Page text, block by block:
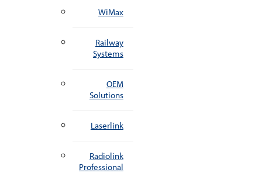
WiMax
Railway
Systems
OEM
Solutions
Laserlink
Radiolink
Professional